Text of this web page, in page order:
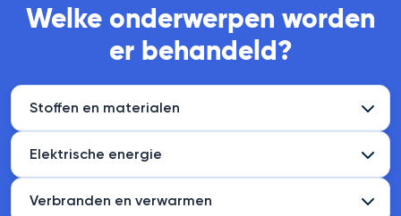
Welke onderwerpen worden
er behandeld?
Stoffen en materialen
Elektrische energie
Verbranden en verwarmen